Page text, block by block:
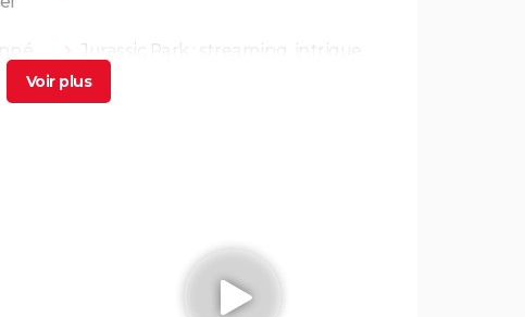
"pour
Jurassic Park : streaming, intrigue,
casting, avis... Tout sur le film culte de
Steven Spielberg
Dernières actualités
Interstellar : explications et théories
sur la fin du film de Christopher